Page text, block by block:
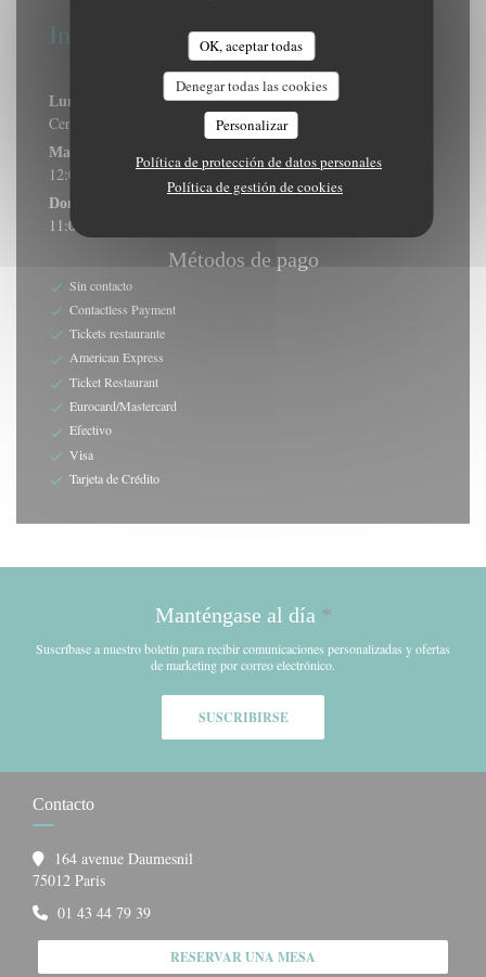
OK, aceptar todas
Denegar todas las cookies
Personalizar
Política de protección de datos personales
Política de gestión de cookies
Información general
Horario de apertura
Lunes
Cerrado
Mar
12:00 - 14:30 • 18:30 - 22:30
Domingo
11:00 - 14:30
Métodos de pago
Sin contacto
Contactless Payment
Tickets restaurante
American Express
Ticket Restaurant
Eurocard/Mastercard
Efectivo
Visa
Tarjeta de Crédito
Manténgase al día *
Suscríbase a nuestro boletín para recibir comunicaciones personalizadas y ofertas
de marketing por correo electrónico.
SUSCRIBIRSE
Contacto
164 avenue Daumesnil
75012 Paris((abre en una nueva ventana))
01 43 44 79 39
RESERVAR UNA MESA